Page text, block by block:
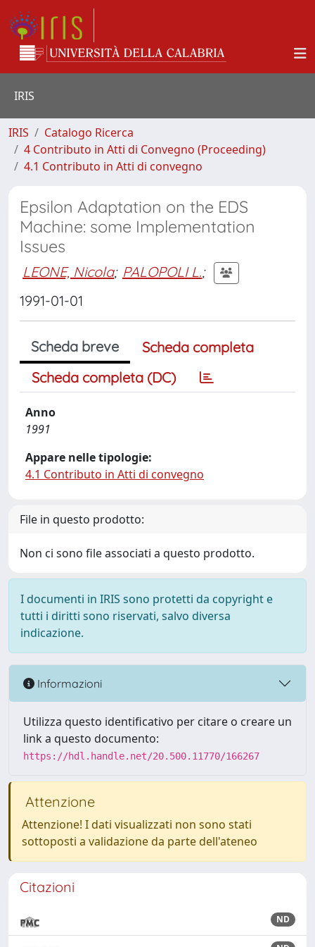
IRIS
IRIS
Catalogo Ricerca
4 Contributo in Atti di Convegno (Proceeding)
4.1 Contributo in Atti di convegno
Epsilon Adaptation on the EDS
Machine: some Implementation
Issues
LEONE, Nicola; PALOPOLI L.;
1991-01-01
Scheda breve
Scheda completa
Scheda completa (DC)
Anno
1991
Appare nelle tipologie:
4.1 Contributo in Atti di convegno
File in questo prodotto:
Non ci sono file associati a questo prodotto.
I documenti in IRIS sono protetti da copyright e
tutti i diritti sono riservati, salvo diversa
indicazione.
Informazioni
Utilizza questo identificativo per citare o creare un
link a questo documento:
https://hdl.handle.net/20.500.11770/166267
Attenzione
Attenzione! I dati visualizzati non sono stati
sottoposti a validazione da parte dell'ateneo
Citazioni
ND